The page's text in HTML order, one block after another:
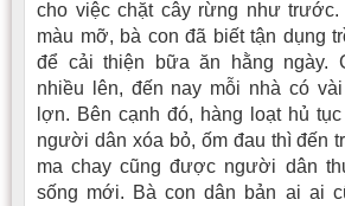
cho việc chặt cây rừng như
màu mỡ, bà con đã biết tận dụng
để cải thiện bữa ăn hằng ngày.
nhiều lên, đến nay mỗi nhà có
lợn. Bên cạnh đó, hàng loạt hủ
người dân xóa bỏ, ốm đau thì đến
ma chay cũng được người dân
sống mới. Bà con dân bản ai ai